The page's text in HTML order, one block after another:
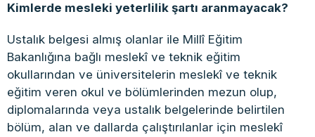
Kimlerde mesleki yeterlilik şartı aranmayacak?
Ustalık belgesi almış olanlar ile Millî Eğitim
Bakanlığına bağlı meslekî ve teknik eğitim
okullarından ve üniversitelerin meslekî ve teknik
eğitim veren okul ve bölümlerinden mezun olup,
diplomalarında veya ustalık belgelerinde belirtilen
bölüm, alan ve dallarda çalıştırılanlar için meslekî